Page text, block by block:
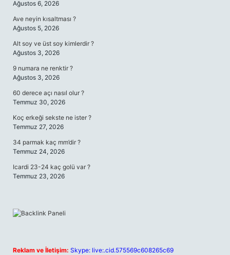
Ağustos 6, 2026
Ave neyin kısaltması ?
Ağustos 5, 2026
Alt soy ve üst soy kimlerdir ?
Ağustos 3, 2026
9 numara ne renktir ?
Ağustos 3, 2026
60 derece açı nasıl olur ?
Temmuz 30, 2026
Koç erkeği sekste ne ister ?
Temmuz 27, 2026
34 parmak kaç mm’dir ?
Temmuz 24, 2026
Icardi 23-24 kaç golü var ?
Temmuz 23, 2026
Reklam ve İletişim: Skype: live:.cid.575569c608265c69